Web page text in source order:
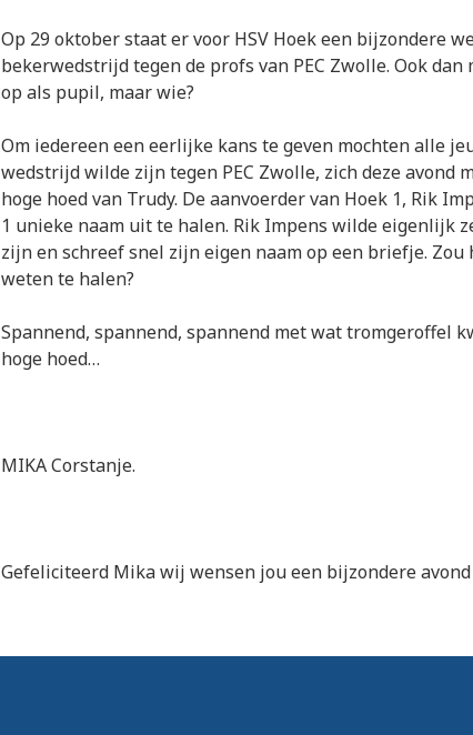
Op 29 oktober staat er voor HSV Hoek een bijzondere
bekerwedstrijd tegen de profs van PEC Zwolle. Ook
op als pupil, maar wie?
Om iedereen een eerlijke kans te geven mochten alle
wedstrijd wilde zijn tegen PEC Zwolle, zich deze avond
hoge hoed van Trudy. De aanvoerder van Hoek 1, Rik
1 unieke naam uit te halen. Rik Impens wilde eigenlijk
zijn en schreef snel zijn eigen naam op een briefje.
weten te halen?
Spannend, spannend, spannend met wat tromgeroffel
hoge hoed…
MIKA Corstanje.
Gefeliciteerd Mika wij wensen jou een bijzondere avond